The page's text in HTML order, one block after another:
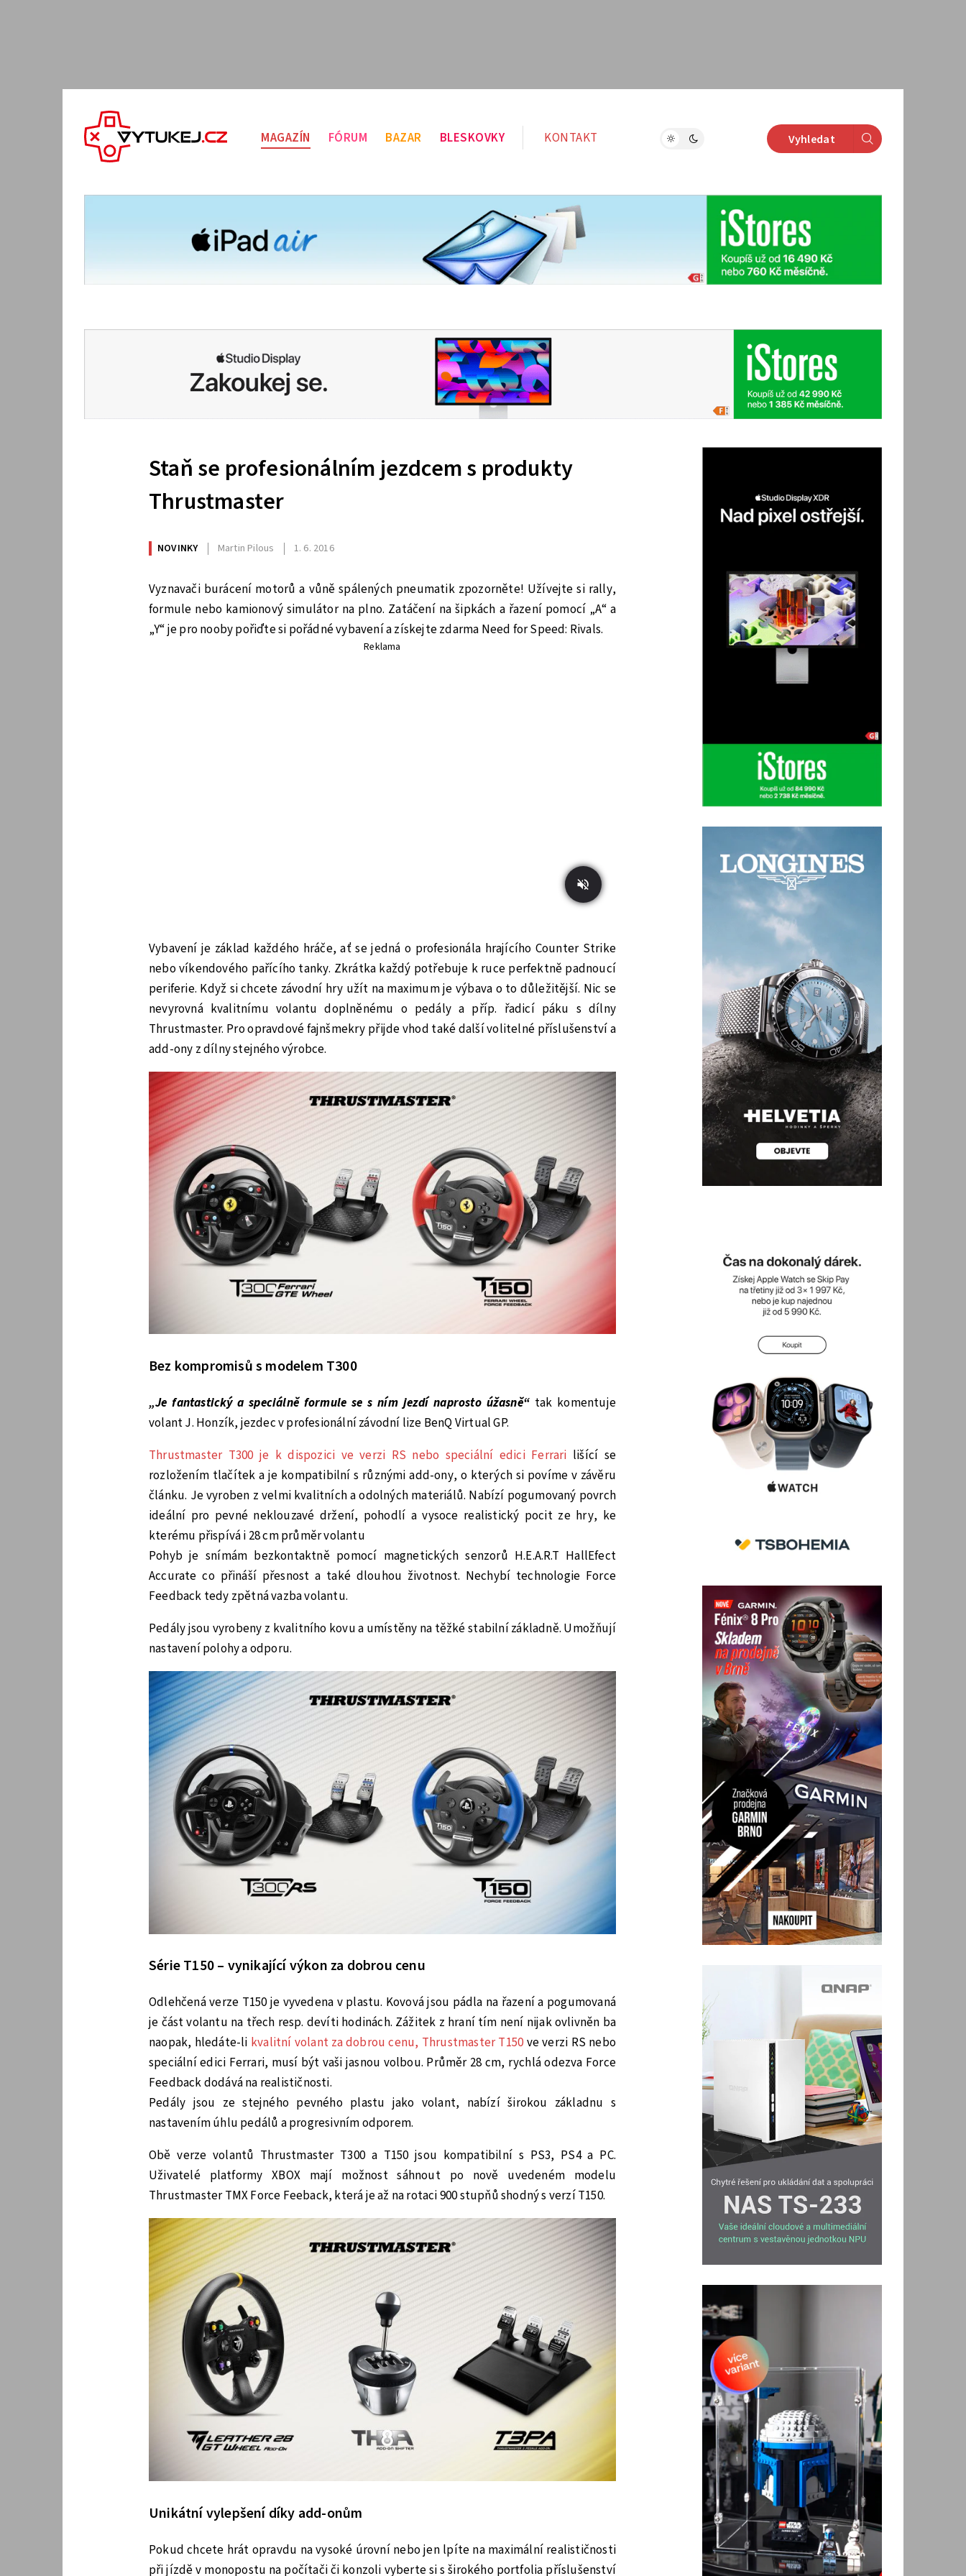
MAGAZÍN FÓRUM BAZAR BLESKOVKY KONTAKT Vyhledat
Staň se profesionálním jezdcem s produkty
Thrustmaster
NOVINKY Martin Pilous 1. 6. 2016
Vyznavači burácení motorů a vůně spálených pneumatik zpozorněte! Užívejte si rally,
formule nebo kamionový simulátor na plno. Zatáčení na šipkách a řazení pomocí „A“ a
„Y“ je pro nooby pořiďte si pořádné vybavení a získejte zdarma Need for Speed: Rivals.
Reklama
Vybavení je základ každého hráče, ať se jedná o profesionála hrajícího Counter Strike
nebo víkendového pařícího tanky. Zkrátka každý potřebuje k ruce perfektně padnoucí
periferie. Když si chcete závodní hry užít na maximum je výbava o to důležitější. Nic se
nevyrovná kvalitnímu volantu doplněnému o pedály a příp. řadicí páku s dílny
Thrustmaster. Pro opravdové fajnšmekry přijde vhod také další volitelné příslušenství a
add-ony z dílny stejného výrobce.
Bez kompromisů s modelem T300
„Je fantastický a speciálně formule se s ním jezdí naprosto úžasně“ tak komentuje
volant J. Honzík, jezdec v profesionální závodní lize BenQ Virtual GP.
Thrustmaster T300 je k dispozici ve verzi RS nebo speciální edici Ferrari lišící se
rozložením tlačítek a je kompatibilní s různými add-ony, o kterých si povíme v závěru
článku. Je vyroben z velmi kvalitních a odolných materiálů. Nabízí pogumovaný povrch
ideální pro pevné neklouzavé držení, pohodlí a vysoce realistický pocit ze hry, ke
kterému přispívá i 28 cm průměr volantu
Pohyb je snímám bezkontaktně pomocí magnetických senzorů H.E.A.R.T HallEfect
Accurate co přináší přesnost a také dlouhou životnost. Nechybí technologie Force
Feedback tedy zpětná vazba volantu.
Pedály jsou vyrobeny z kvalitního kovu a umístěny na těžké stabilní základně. Umožňují
nastavení polohy a odporu.
Série T150 – vynikající výkon za dobrou cenu
Odlehčená verze T150 je vyvedena v plastu. Kovová jsou pádla na řazení a pogumovaná
je část volantu na třech resp. devíti hodinách. Zážitek z hraní tím není nijak ovlivněn ba
naopak, hledáte-li kvalitní volant za dobrou cenu, Thrustmaster T150 ve verzi RS nebo
speciální edici Ferrari, musí být vaši jasnou volbou. Průměr 28 cm, rychlá odezva Force
Feedback dodává na realističnosti.
Pedály jsou ze stejného pevného plastu jako volant, nabízí širokou základnu s
nastavením úhlu pedálů a progresivním odporem.
Obě verze volantů Thrustmaster T300 a T150 jsou kompatibilní s PS3, PS4 a PC.
Uživatelé platformy XBOX mají možnost sáhnout po nově uvedeném modelu
Thrustmaster TMX Force Feeback, která je až na rotaci 900 stupňů shodný s verzí T150.
Unikátní vylepšení díky add-onům
Pokud chcete hrát opravdu na vysoké úrovní nebo jen lpíte na maximální realističnosti
při jízdě v monopostu na počítači či konzoli vyberte si s širokého portfolia příslušenství